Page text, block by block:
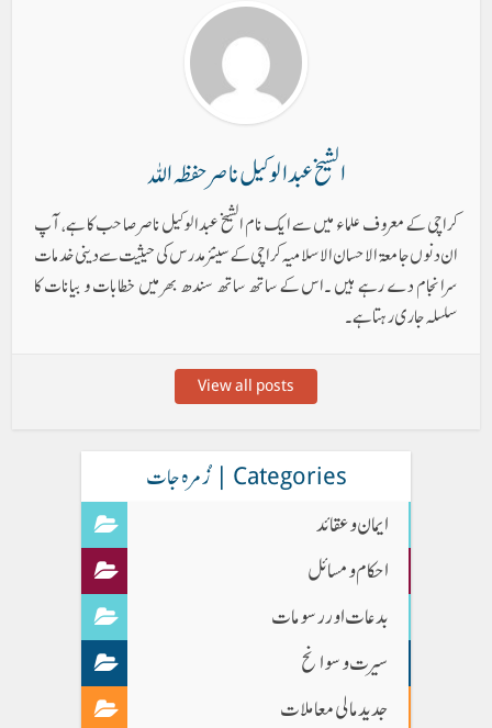
الشیخ عبدالوکیل ناصر حفظہ اللہ
کراچی کے معروف علماء میں سے ا یک نام الشیخ عبدالوکیل ناصر صاحب کا ہے، آپ
ان دنوں جامعۃ الاحسان الاسلامیہ کراچی کے سینئر مدرس کی حیثیت سے دینی خدمات
سرانجام دے رہے ہیں ۔اس کے ساتھ ساتھ سندھ بھر میں خطابات و بیانات کا
سلسلہ جاری رہتا ہے۔
View all posts
Categories | زُمرہ جات
ایمان وعقائد
احکام و مسائل
بدعات اور رسومات
سیرت و سوانح
جدید مالی معاملات